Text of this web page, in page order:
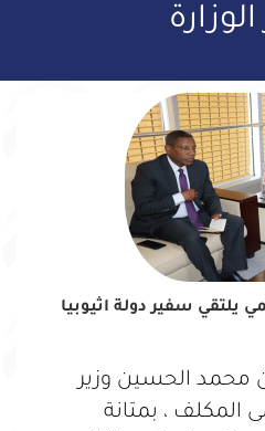
الوزارة
يلتقي سفير دولة اثيوبيا
محمد الحسين وزير
المكلف ، بمتانة